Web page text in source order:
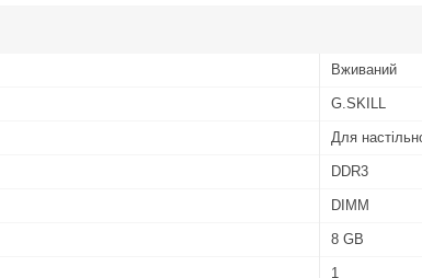
Вживаний
G.SKILL
Для
DDR3
DIMM
8 GB
1